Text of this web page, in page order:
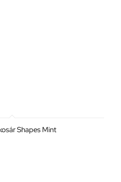
Shapes Mint